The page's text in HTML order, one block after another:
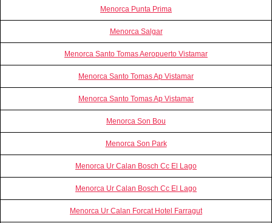
Menorca Punta Prima
Menorca Salgar
Menorca Santo Tomas Aeropuerto Vistamar
Menorca Santo Tomas Ap Vistamar
Menorca Santo Tomas Ap Vistamar
Menorca Son Bou
Menorca Son Park
Menorca Ur Calan Bosch Cc El Lago
Menorca Ur Calan Bosch Cc El Lago
Menorca Ur Calan Forcat Hotel Farragut